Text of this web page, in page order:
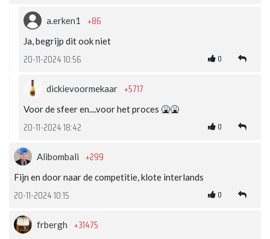
a.erken1 +86
Ja, begrijp dit ook niet
20-11-2024 10:56 0
dickievoormekaar +5717
Voor de sfeer en....voor het proces 🤮🤮
20-11-2024 18:42 0
Alibombali +299
Fijn en door naar de competitie, klote interlands
20-11-2024 10:15 0
frbergh +31475